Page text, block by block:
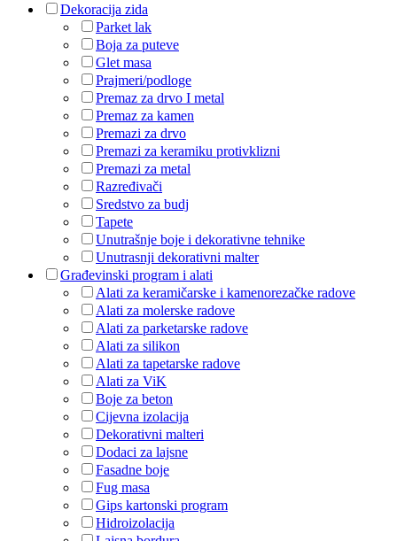
Dekoracija zida
Parket lak
Boja za puteve
Glet masa
Prajmeri/podloge
Premaz za drvo I metal
Premaz za kamen
Premazi za drvo
Premazi za keramiku protivklizni
Premazi za metal
Razređivači
Sredstvo za budj
Tapete
Unutrašnje boje i dekorativne tehnike
Unutrasnji dekorativni malter
Građevinski program i alati
Alati za keramičarske i kamenorezačke radove
Alati za molerske radove
Alati za parketarske radove
Alati za silikon
Alati za tapetarske radove
Alati za ViK
Boje za beton
Cijevna izolacija
Dekorativni malteri
Dodaci za lajsne
Fasadne boje
Fug masa
Gips kartonski program
Hidroizolacija